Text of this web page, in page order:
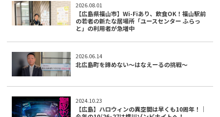
2026.08.01
【広島県福山市】Wi-Fiあり、飲食OK！福山駅前
の若者の新たな居場所「ユースセンター ふらっ
と」の利用者が急増中
2026.06.14
北広島町を諦めない～はなえーるの挑戦～
2024.10.23
【広島】ハロウィンの異空間は早くも10周年！｜